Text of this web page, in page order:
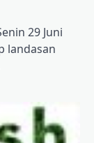
29 Juni
landasan